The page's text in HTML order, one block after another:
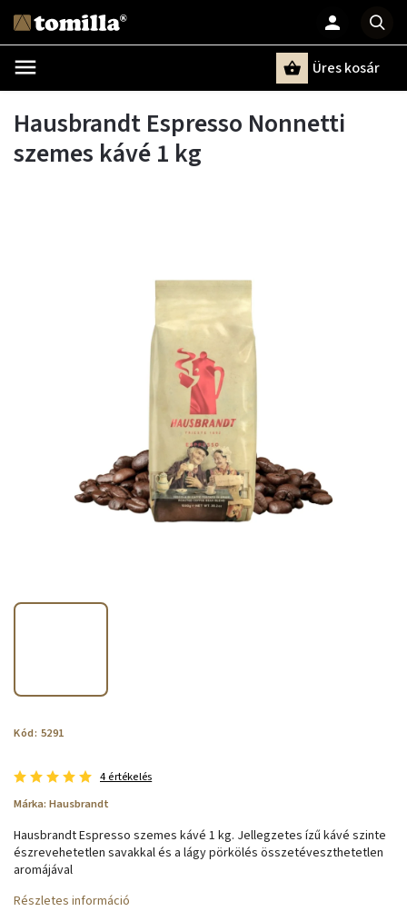
Üres kosár
Hausbrandt Espresso Nonnetti
szemes kávé 1 kg
Kód: 5291
4 értékelés
Márka: Hausbrandt
Hausbrandt Espresso szemes kávé 1 kg. Jellegzetes ízű kávé szinte
észrevehetetlen savakkal és a lágy pörkölés összetéveszthetetlen
aromájával
Részletes információ